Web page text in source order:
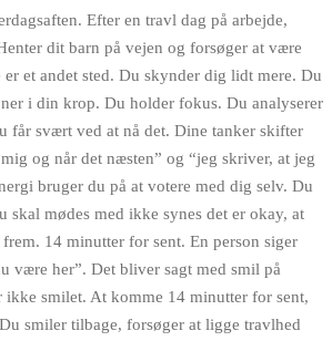
Efter en travl dag på arbejde,
dit barn på vejen og forsøger at være
et andet sted. Du skynder dig lidt mere. Du
i din krop. Du holder fokus. Du analyserer
får svært ved at nå det. Dine tanker skifter
og når det næsten” og “jeg skriver, at jeg
bruger du på at votere med dig selv. Du
skal mødes med ikke synes det er okay, at
14 minutter for sent. En person siger
være her”. Det bliver sagt med smil på
smilet. At komme 14 minutter for sent,
smiler tilbage, forsøger at ligge travlhed